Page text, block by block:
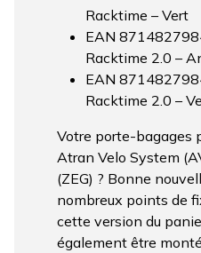
Racktime – Vert
EAN
Racktime 2.0 –
EAN
Racktime 2.0 –
Votre porte-bagages
Atran Velo System
(ZEG) ? Bonne
nombreux points de
cette version du
également être